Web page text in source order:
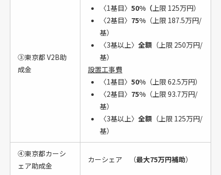
③東京都 V2B助
成金
〈1基目〉 50%（上限 125万円）
〈2基目〉 75% （上限 187.5万円/
基）
〈3基以上〉 全額 （上限 250万円/
基）
設置工事費
〈1基目〉 50% （上限 62.5万円）
〈2基目〉 75% （上限 93.7万円/
基）
〈3基以上〉 全額 （上限 125万円/
基）
④東京都カーシ
ェア助成金
カーシェア （最大75万円補助）